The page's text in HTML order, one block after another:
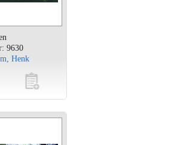
9630
Henk